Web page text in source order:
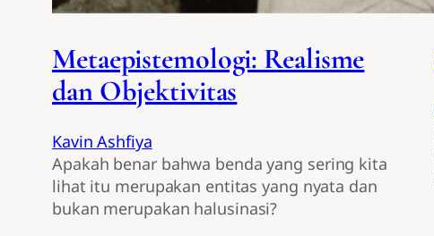
Metaepistemologi: Realisme
dan Objektivitas
Kavin Ashfiya
Apakah benar bahwa benda yang sering kita
lihat itu merupakan entitas yang nyata dan
bukan merupakan halusinasi?